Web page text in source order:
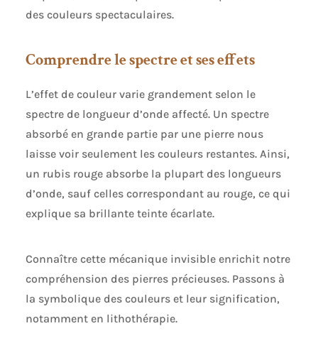
des couleurs spectaculaires.
Comprendre le spectre et ses effets
L’effet de couleur varie grandement selon le
spectre de longueur d’onde affecté. Un spectre
absorbé en grande partie par une pierre nous
laisse voir seulement les couleurs restantes. Ainsi,
un rubis rouge absorbe la plupart des longueurs
d’onde, sauf celles correspondant au rouge, ce qui
explique sa brillante teinte écarlate.
Connaître cette mécanique invisible enrichit notre
compréhension des pierres précieuses. Passons à
la symbolique des couleurs et leur signification,
notamment en lithothérapie.